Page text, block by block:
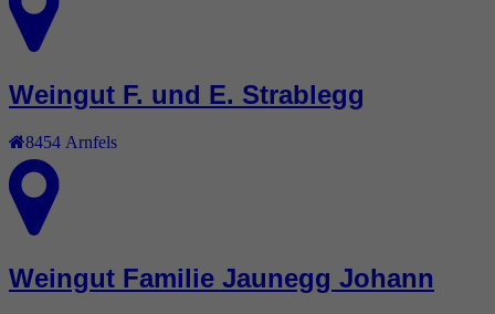
Weingut F. und E. Strablegg
8454 Arnfels
Weingut Familie Jaunegg Johann